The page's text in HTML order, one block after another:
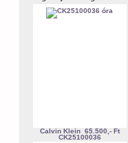
Calvin Klein 65.500,- Ft
CK25100036